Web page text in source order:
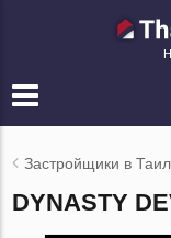
Застройщики в
DYNASTY